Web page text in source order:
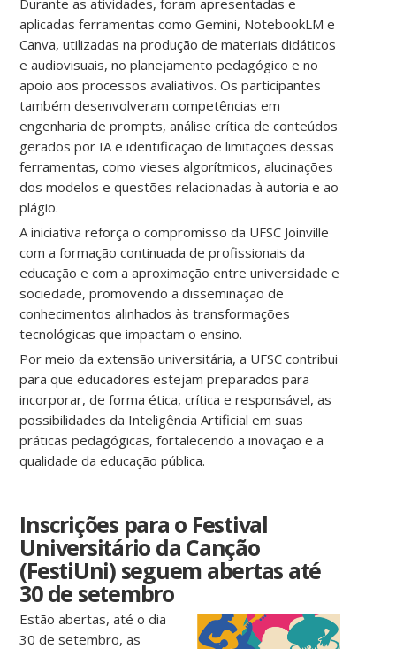
aplicadas ferramentas como Gemini, NotebookLM e
Canva, utilizadas na produção de materiais didáticos
e audiovisuais, no planejamento pedagógico e no
apoio aos processos avaliativos. Os participantes
também desenvolveram competências em
engenharia de prompts, análise crítica de conteúdos
gerados por IA e identificação de limitações dessas
ferramentas, como vieses algorítmicos, alucinações
dos modelos e questões relacionadas à autoria e ao
plágio.
A iniciativa reforça o compromisso da UFSC Joinville
com a formação continuada de profissionais da
educação e com a aproximação entre universidade e
sociedade, promovendo a disseminação de
conhecimentos alinhados às transformações
tecnológicas que impactam o ensino.
Por meio da extensão universitária, a UFSC contribui
para que educadores estejam preparados para
incorporar, de forma ética, crítica e responsável, as
possibilidades da Inteligência Artificial em suas
práticas pedagógicas, fortalecendo a inovação e a
qualidade da educação pública.
Inscrições para o Festival
Universitário da Canção
(FestiUni) seguem abertas até
30 de setembro
Estão abertas, até o dia
30 de setembro, as